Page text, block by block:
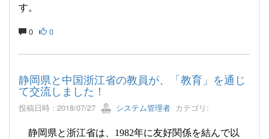
す。
0 0
静岡県と中国浙江省の教員が、「教育」を通じ
て交流しました！
投稿日時 : 2018/07/27 システム管理者 カテゴリ:
静岡県と浙江省は、 1982年に友好関係を結んで以